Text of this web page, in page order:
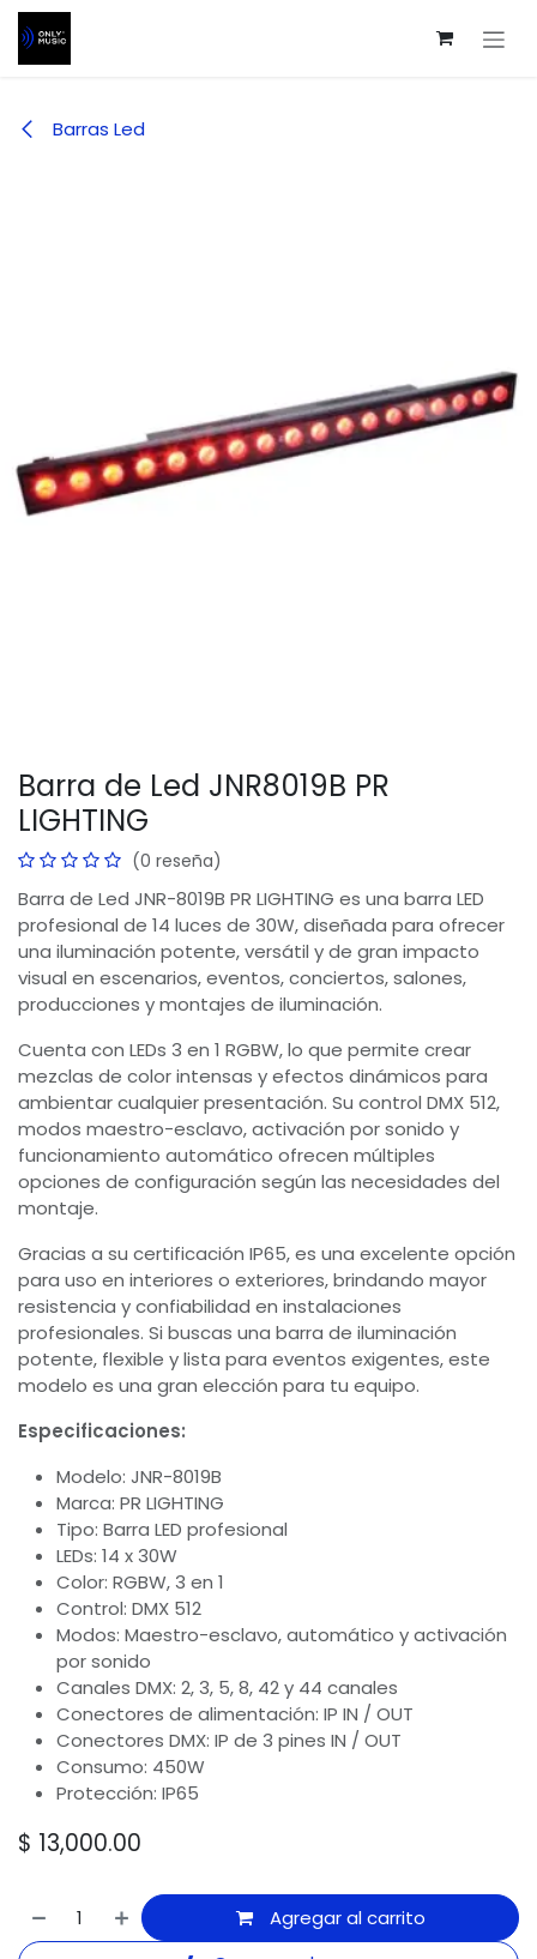
Ir al contenido
Barras Led
Barra de Led JNR8019B PR
LIGHTING
(0 reseña)
Barra de Led JNR-8019B PR LIGHTING es una barra LED
profesional de 14 luces de 30W, diseñada para ofrecer
una iluminación potente, versátil y de gran impacto
visual en escenarios, eventos, conciertos, salones,
producciones y montajes de iluminación.
Cuenta con LEDs 3 en 1 RGBW, lo que permite crear
mezclas de color intensas y efectos dinámicos para
ambientar cualquier presentación. Su control DMX 512,
modos maestro-esclavo, activación por sonido y
funcionamiento automático ofrecen múltiples
opciones de configuración según las necesidades del
montaje.
Gracias a su certificación IP65, es una excelente opción
para uso en interiores o exteriores, brindando mayor
resistencia y confiabilidad en instalaciones
profesionales. Si buscas una barra de iluminación
potente, flexible y lista para eventos exigentes, este
modelo es una gran elección para tu equipo.
Especificaciones:
Modelo: JNR-8019B
Marca: PR LIGHTING
Tipo: Barra LED profesional
LEDs: 14 x 30W
Color: RGBW, 3 en 1
Control: DMX 512
Modos: Maestro-esclavo, automático y activación
por sonido
Canales DMX: 2, 3, 5, 8, 42 y 44 canales
Conectores de alimentación: IP IN / OUT
Conectores DMX: IP de 3 pines IN / OUT
Consumo: 450W
Protección: IP65
$ 13,000.00
Agregar al carrito